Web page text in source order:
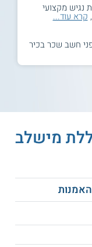
נגיש מקצועי
קרא עוד...
חשב שכר בכיר
מישלב